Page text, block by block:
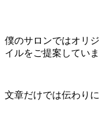
僕のサロンではオリ
イルをご提案していま
文章だけでは伝わり